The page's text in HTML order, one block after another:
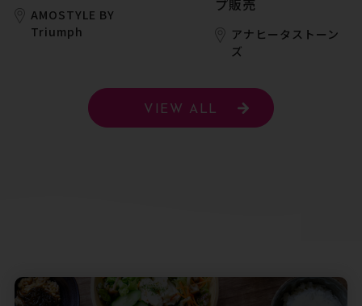
AMOSTYLE BY
Triumph
プ販売
アナヒータストーン
ズ
VIEW ALL